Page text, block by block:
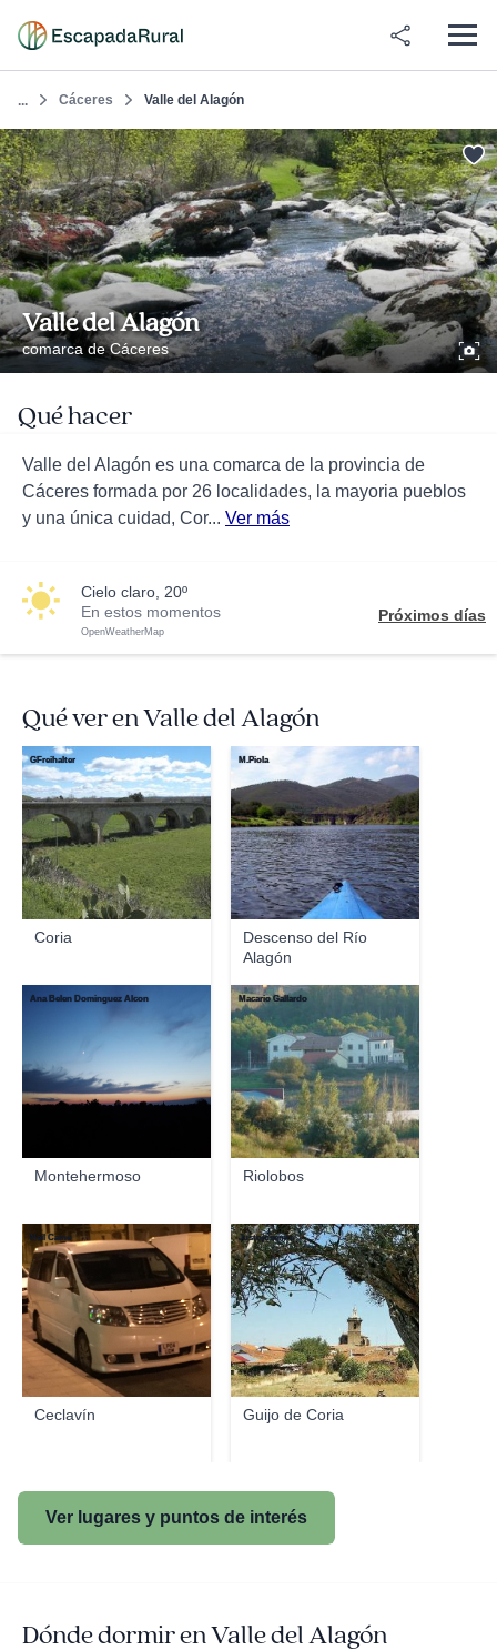
... Cáceres Valle del Alagón
Valle del Alagón
comarca de Cáceres
Qué hacer
Valle del Alagón es una comarca de la provincia de
Cáceres formada por 26 localidades, la mayoria pueblos
y una única cuidad, Cor... Ver más
cielo claro, 20º
En estos momentos
OpenWeatherMap
Próximos días
Qué ver en Valle del Alagón
Coria
GFreihalter
Descenso del Río
Alagón
M.Piola
Montehermoso
Ana Belen Dominguez Alcon
Riolobos
Macario Gallardo
Ceclavín
Neil Caine
Guijo de Coria
Justojosemm
Ver lugares y puntos de interés
Dónde dormir en Valle del Alagón